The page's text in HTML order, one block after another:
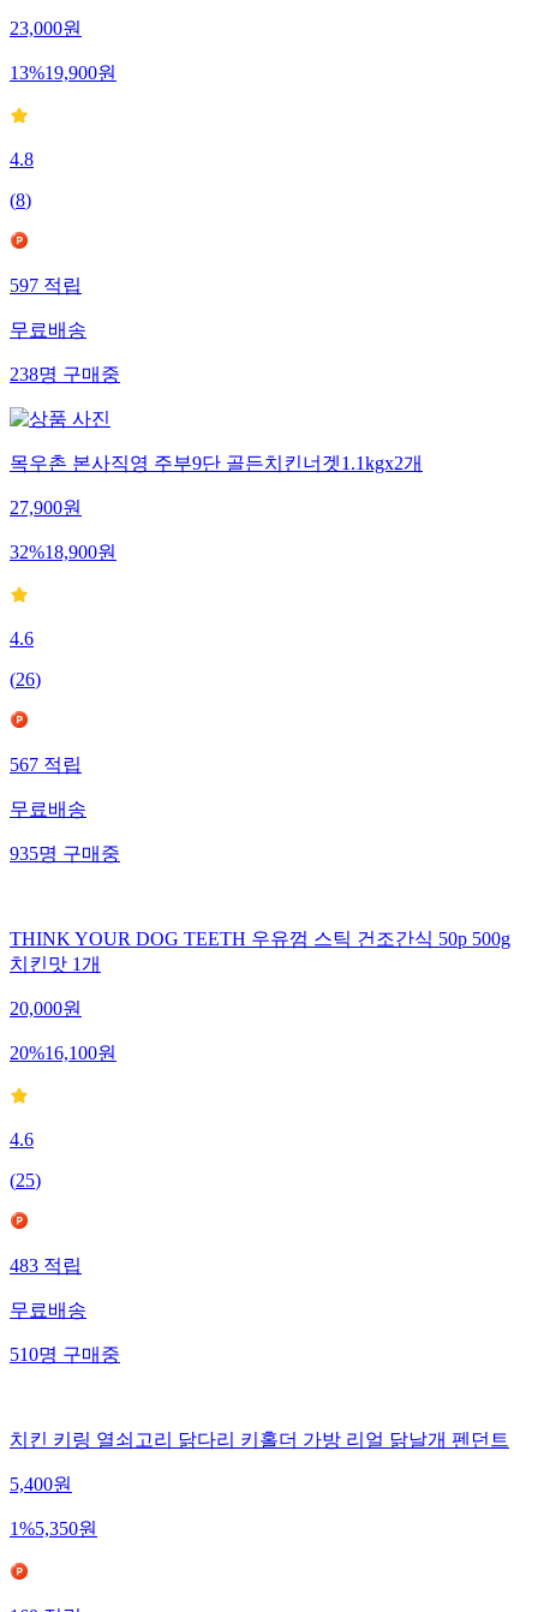
23,000원
13%19,900원
4.8
(8)
597적립
무료배송
238명구매중
목우촌 본사직영 주부9단 골든치킨너겟1.1kgx2개
27,900원
32%18,900원
4.6
(26)
567적립
무료배송
935명구매중
THINK YOUR DOG TEETH 우유껌 스틱 건조간식 50p 500g
치킨맛 1개
20,000원
20%16,100원
4.6
(25)
483적립
무료배송
510명구매중
치킨 키링 열쇠고리 닭다리 키홀더 가방 리얼 닭날개 펜던트
5,400원
1%5,350원